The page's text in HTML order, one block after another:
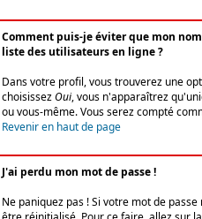
Comment puis-je éviter que mon
liste des utilisateurs en ligne ?
Dans votre profil, vous trouverez une
choisissezOui, vous n'apparaîtrez
ou vous-même. Vous serez compté
Revenir en haut de page
J'ai perdu mon mot de passe !
Ne paniquez pas ! Si votre mot de